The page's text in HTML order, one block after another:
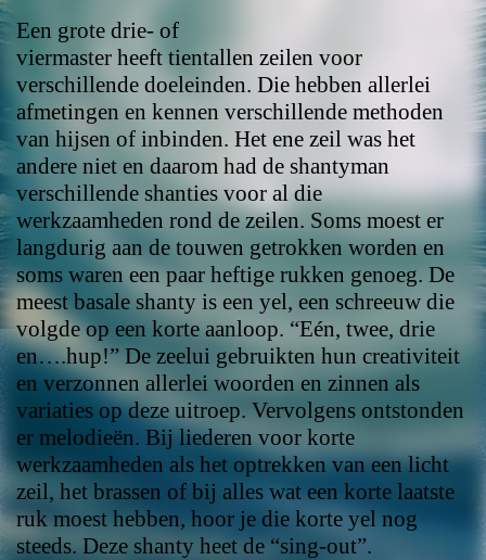
Een grote drie- of
viermaster heeft tientallen zeilen voor
verschillende doeleinden. Die hebben allerlei
afmetingen en kennen verschillende methoden
van hijsen of inbinden. Het ene zeil was het
andere niet en daarom had de shantyman
verschillende shanties voor al die
werkzaamheden rond de zeilen. Soms moest er
langdurig aan de touwen getrokken worden en
soms waren een paar heftige rukken genoeg. De
meest basale shanty is een yel, een schreeuw die
volgde op een korte aanloop. “Eén, twee, drie
en….hup!” De zeelui gebruikten hun creativiteit
en verzonnen allerlei woorden en zinnen als
variaties op deze uitroep. Vervolgens ontstonden
er melodieën. Bij liederen voor korte
werkzaamheden als het optrekken van een licht
zeil, het brassen of bij alles wat een korte laatste
ruk moest hebben, hoor je die korte yel nog
steeds. Deze shanty heet de “sing-out”.